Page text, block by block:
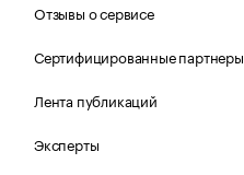
Отзывы о сервисе
Сертифицированные партнеры
Лента публикаций
Эксперты